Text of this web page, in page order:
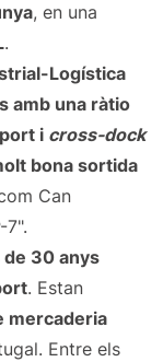
, en una
.
Logística
amb una ràtio
i cross-dock
bona sortida
Can
7".
de 30 anys
. Estan
mercaderia
Entre els